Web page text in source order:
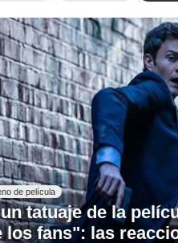
de película
tatuaje de la
los fans": las